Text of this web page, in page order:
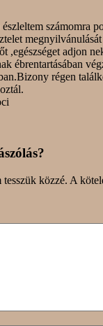
számomra
,egészséget adjon
ébrentartásában
régen
közzé. A